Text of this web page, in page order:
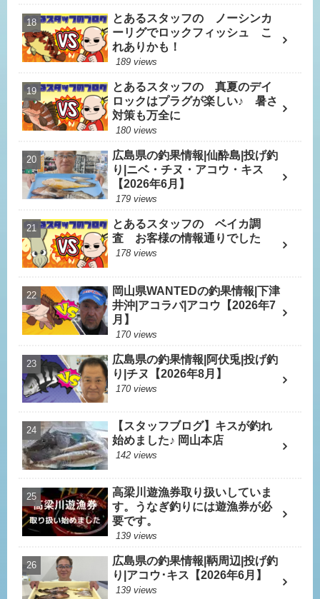
とあるスタッフの ノーシンカ
ーリグでロックフィッシュ こ
れありかも！
189 views
とあるスタッフの 真夏のデイ
ロックはプラグが楽しい♪ 暑さ
対策も万全に
180 views
広島県の釣果情報|仙酔島|投げ釣
り|ニベ・チヌ・アコウ・キス
【2026年6月】
179 views
とあるスタッフの ベイカ調
査 お客様の情報通りでした
178 views
岡山県WANTEDの釣果情報|下津
井沖|アコラバ|アコウ【2026年7
月】
170 views
広島県の釣果情報|阿伏兎|投げ釣
り|チヌ【2026年8月】
170 views
【スタッフブログ】キスが釣れ
始めました♪ 岡山本店
142 views
高梁川遊漁券取り扱いしていま
す。うなぎ釣りには遊漁券が必
要です。
139 views
広島県の釣果情報|鞆周辺|投げ釣
り|アコウ･キス【2026年6月】
139 views